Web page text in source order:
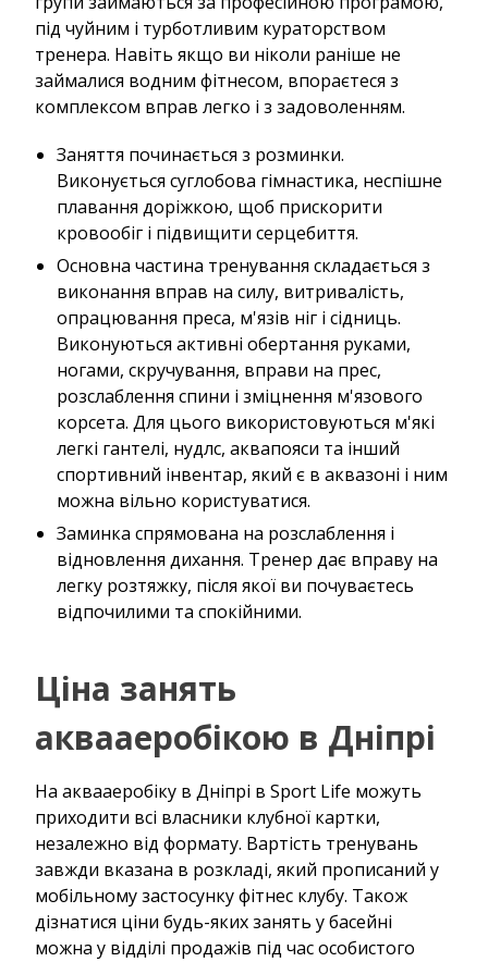
під чуйним і турботливим кураторством
тренера. Навіть якщо ви ніколи раніше не
займалися водним фітнесом, впораєтеся з
комплексом вправ легко і з задоволенням.
Заняття починається з розминки.
Виконується суглобова гімнастика, неспішне
плавання доріжкою, щоб прискорити
кровообіг і підвищити серцебиття.
Основна частина тренування складається з
виконання вправ на силу, витривалість,
опрацювання преса, м'язів ніг і сідниць.
Виконуються активні обертання руками,
ногами, скручування, вправи на прес,
розслаблення спини і зміцнення м'язового
корсета. Для цього використовуються м'які
легкі гантелі, нудлс, аквапояси та інший
спортивний інвентар, який є в аквазоні і ним
можна вільно користуватися.
Заминка спрямована на розслаблення і
відновлення дихання. Тренер дає вправу на
легку розтяжку, після якої ви почуваєтесь
відпочилими та спокійними.
Ціна занять
аквааеробікою в Дніпрі
На аквааеробіку в Дніпрі в Sport Life можуть
приходити всі власники клубної картки,
незалежно від формату. Вартість тренувань
завжди вказана в розкладі, який прописаний у
мобільному застосунку фітнес клубу. Також
дізнатися ціни будь-яких занять у басейні
можна у відділі продажів під час особистого